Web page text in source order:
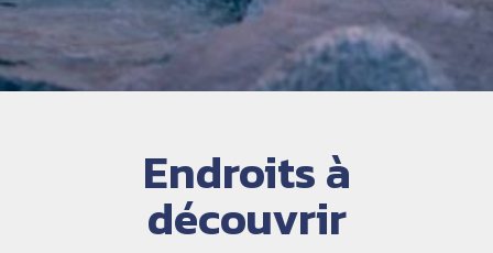
Endroits à
découvrir